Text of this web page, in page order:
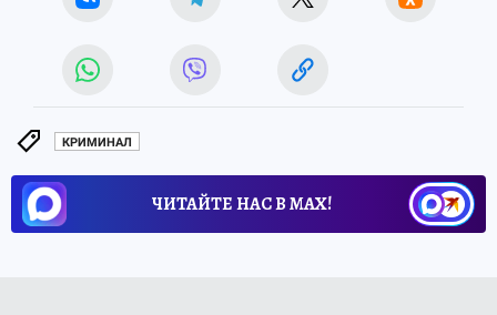
КРИМИНАЛ
ЧИТАЙТЕ НАС В МАХ!